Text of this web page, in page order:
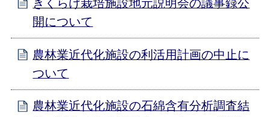
きくらげ栽培施設地元説明会の議事録公
開について
農林業近代化施設の利活用計画の中止に
ついて
農林業近代化施設の石綿含有分析調査結